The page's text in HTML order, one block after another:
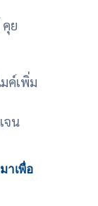
คุย
ค์เพิ่ม
จน
าเพื่อ